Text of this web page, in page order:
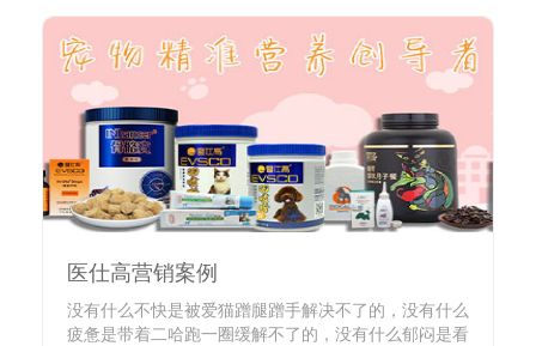
医仕高营销案例
没有什么不快是被爱猫蹭腿蹭手解决不了的，没有什么
疲惫是带着二哈跑一圈缓解不了的，没有什么郁闷是看